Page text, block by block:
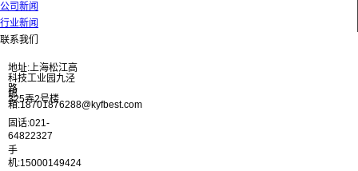
公司新闻
行业新闻
联系我们
地址:上海松江高
科技工业园九泾
路
325弄2号楼
邮
箱:18701876288@kyfbest.com
固话:021-
64822327
手
机:15000149424